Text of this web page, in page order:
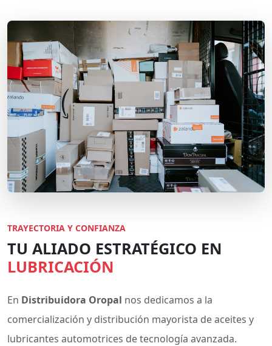
TRAYECTORIA Y CONFIANZA
TU ALIADO ESTRATÉGICO EN
LUBRICACIÓN
En Distribuidora Oropal nos dedicamos a la
comercialización y distribución mayorista de aceites y
lubricantes automotrices de tecnología avanzada.